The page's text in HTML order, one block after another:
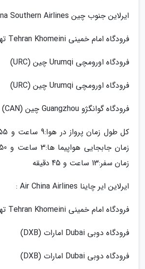
ایرلاین جنوب چین China Southern Airlines :
فرودگاه امام خمینی Tehran Khomeini تهران ایران (IKA)
فرودگاه اورومچی Urumqi چین (URC)
فرودگاه اورومچی Urumqi چین (URC)
فرودگاه گوانگژو Guangzhou چین (CAN)
زمان سفر:13 ساعت و 45 دقیقه
ایرلاین ایر چاینا Air China Airlines :
فرودگاه امام خمینی Tehran Khomeini تهران ایران (IKA)
فرودگاه دوبی Dubai امارات (DXB)
فرودگاه دوبی Dubai امارات (DXB)